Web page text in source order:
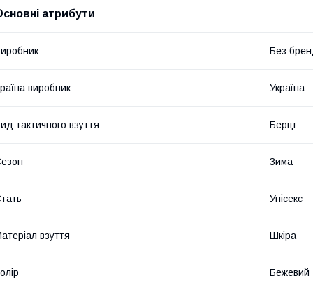
атрибути
Без
виробник Україна
тактичного взуття Берці
Зима
Унісекс
взуття Шкіра
Бежевий